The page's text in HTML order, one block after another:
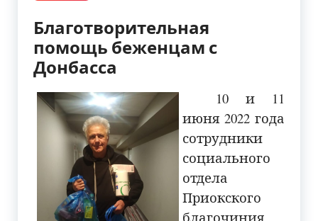
Благотворительная
помощь беженцам с
Донбасса
10 и 11
июня 2022 года
сотрудники
социального
отдела
Приокского
благочиния